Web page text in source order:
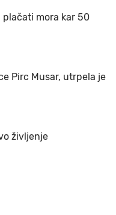
mora kar 50
Pirc Musar, utrpela je
življenje